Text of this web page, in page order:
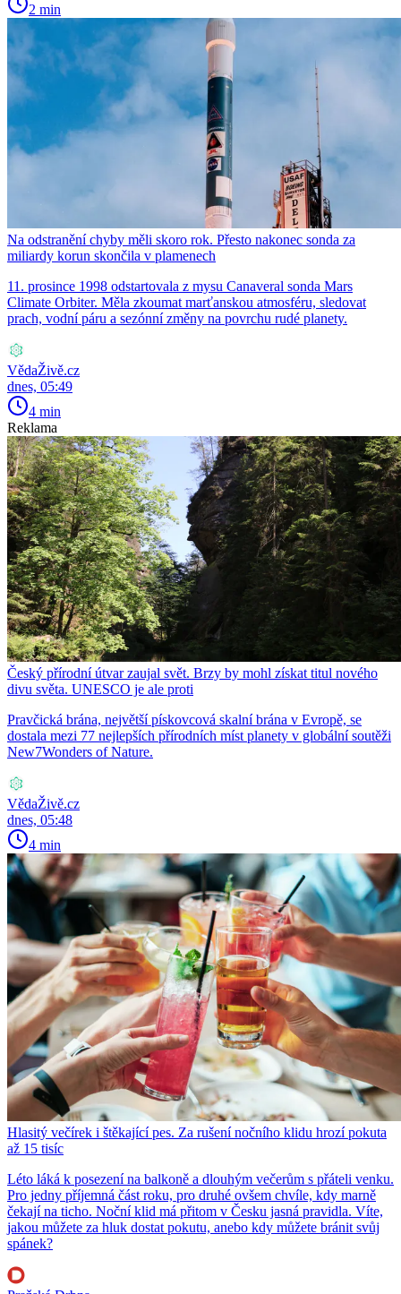
2 min
Na odstranění chyby měli skoro rok. Přesto nakonec sonda za
miliardy korun skončila v plamenech
11. prosince 1998 odstartovala z mysu Canaveral sonda Mars
Climate Orbiter. Měla zkoumat marťanskou atmosféru, sledovat
prach, vodní páru a sezónní změny na povrchu rudé planety.
VědaŽivě.cz
dnes, 05:49
4 min
Reklama
Český přírodní útvar zaujal svět. Brzy by mohl získat titul nového
divu světa. UNESCO je ale proti
Pravčická brána, největší pískovcová skalní brána v Evropě, se
dostala mezi 77 nejlepších přírodních míst planety v globální soutěži
New7Wonders of Nature.
VědaŽivě.cz
dnes, 05:48
4 min
Hlasitý večírek i štěkající pes. Za rušení nočního klidu hrozí pokuta
až 15 tisíc
Léto láká k posezení na balkoně a dlouhým večerům s přáteli venku.
Pro jedny příjemná část roku, pro druhé ovšem chvíle, kdy marně
čekají na ticho. Noční klid má přitom v Česku jasná pravidla. Víte,
jakou můžete za hluk dostat pokutu, anebo kdy můžete bránit svůj
spánek?